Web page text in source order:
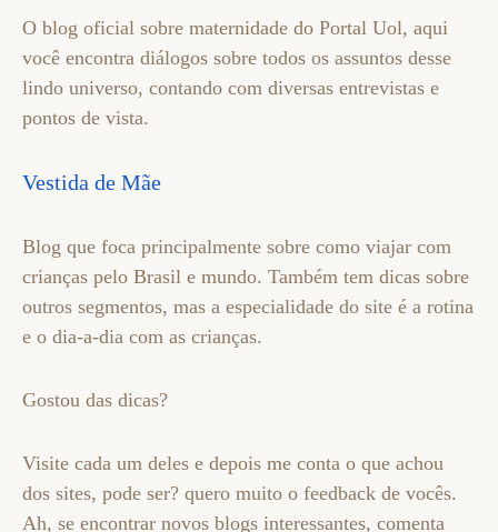
O blog oficial sobre maternidade do Portal Uol, aqui
você encontra diálogos sobre todos os assuntos desse
lindo universo, contando com diversas entrevistas e
pontos de vista.
Vestida de Mãe
Blog que foca principalmente sobre como viajar com
crianças pelo Brasil e mundo. Também tem dicas sobre
outros segmentos, mas a especialidade do site é a rotina
e o dia-a-dia com as crianças.
Gostou das dicas?
Visite cada um deles e depois me conta o que achou
dos sites, pode ser? quero muito o feedback de vocês.
Ah, se encontrar novos blogs interessantes, comenta